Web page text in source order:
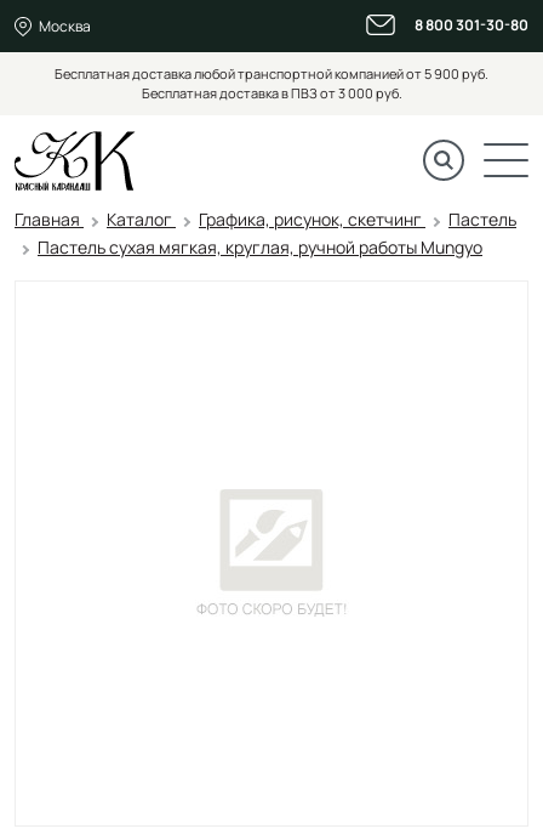
Москва 8 800 301-30-80
Бесплатная доставка любой транспортной компанией от 5 900 руб.
Бесплатная доставка в ПВЗ от 3 000 руб.
Главная Каталог Графика, рисунок, скетчинг
Пастель
Пастель сухая мягкая, круглая, ручной работы Mungyo